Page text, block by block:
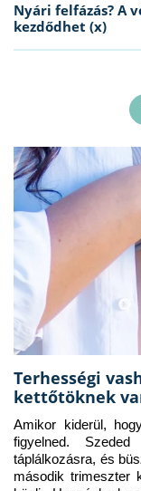
Nyári felfázás? A
kezdődhet (x)
Terhességi
kettőtöknek
Amikor kiderül,
figyelned.
táplálkozásra, és
második trimeszter